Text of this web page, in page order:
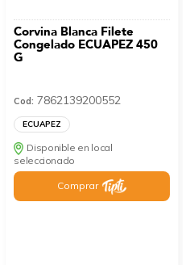
Corvina Blanca Filete
Congelado ECUAPEZ 450
G
Cod: 7862139200552
ECUAPEZ
Disponible en local
seleccionado
Comprar